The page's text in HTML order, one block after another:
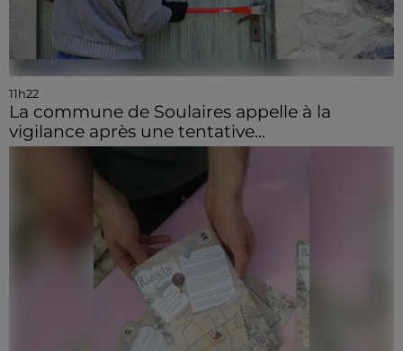
11h22
La commune de Soulaires appelle à la
vigilance après une tentative...